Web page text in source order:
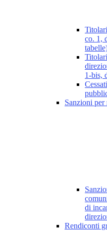
co. 1,
1-bis,
Sanzioni per
di
Rendiconti